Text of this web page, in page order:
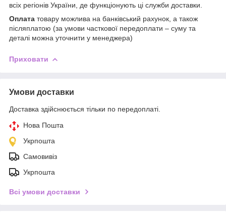
всіх регіонів України, де функціонують ці служби доставки.
Оплата товару можлива на банківський рахунок, а також
післяплатою (за умови часткової передоплати – суму та
деталі можна уточнити у менеджера)
Приховати
Умови доставки
Доставка здійснюється тільки по передоплаті.
Нова Пошта
Укрпошта
Самовивіз
Укрпошта
Всі умови доставки